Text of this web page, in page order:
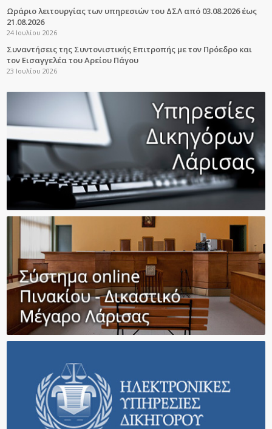
Ωράριο λειτουργίας των υπηρεσιών του ΔΣΛ από 03.08.2026 έως
21.08.2026
24 Ιουλίου 2026
Συναντήσεις της Συντονιστικής Επιτροπής με τον Πρόεδρο και
τον Εισαγγελέα του Αρείου Πάγου
23 Ιουλίου 2026